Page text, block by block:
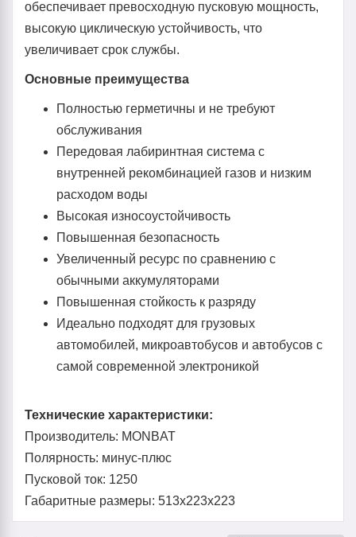
обеспечивает превосходную пусковую мощность,
высокую циклическую устойчивость, что
увеличивает срок службы.
Основные преимущества
Полностью герметичны и не требуют
обслуживания
Передовая лабиринтная система с
внутренней рекомбинацией газов и низким
расходом воды
Высокая износоустойчивость
Повышенная безопасность
Увеличенный ресурс по сравнению с
обычными аккумуляторами
Повышенная стойкость к разряду
Идеально подходят для грузовых
автомобилей, микроавтобусов и автобусов с
самой современной электроникой
Технические характеристики:
Производитель: MONBAT
Полярность: минус-плюс
Пусковой ток: 1250
Габаритные размеры: 513x223x223